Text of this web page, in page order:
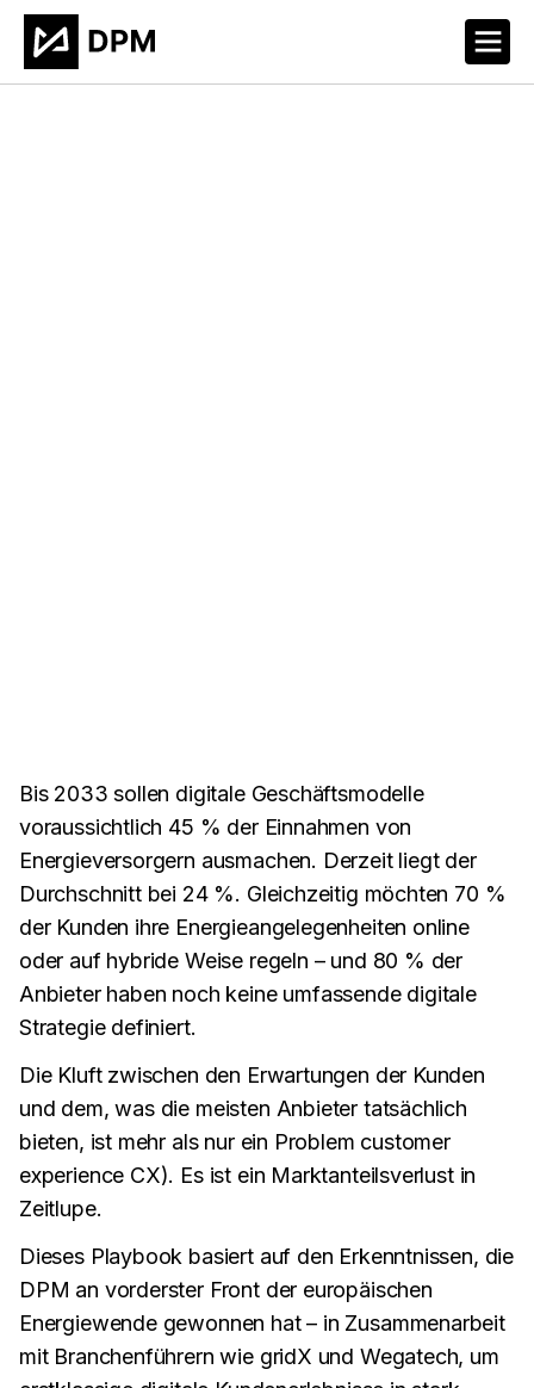
Bis 2033 sollen digitale Geschäftsmodelle
voraussichtlich 45 % der Einnahmen von
Energieversorgern ausmachen. Derzeit liegt der
Durchschnitt bei 24 %. Gleichzeitig möchten 70 %
der Kunden ihre Energieangelegenheiten online
oder auf hybride Weise regeln – und 80 % der
Anbieter haben noch keine umfassende digitale
Strategie definiert.
Die Kluft zwischen den Erwartungen der Kunden
und dem, was die meisten Anbieter tatsächlich
bieten, ist mehr als nur ein Problem customer
experience CX). Es ist ein Marktanteilsverlust in
Zeitlupe.
Dieses Playbook basiert auf den Erkenntnissen, die
DPM an vorderster Front der europäischen
Energiewende gewonnen hat – in Zusammenarbeit
mit Branchenführern wie gridX und Wegatech, um